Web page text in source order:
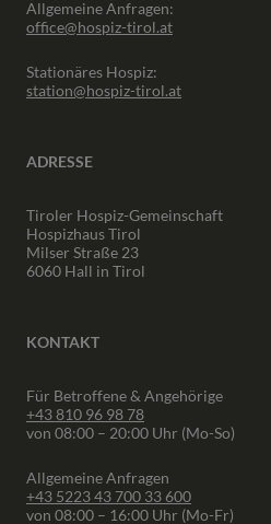
Allgemeine Anfragen:
office@hospiz-tirol.at
Stationäres Hospiz:
station@hospiz-tirol.at
ADRESSE
Tiroler Hospiz-Gemeinschaft
Hospizhaus Tirol
Milser Straße 23
6060 Hall in Tirol
KONTAKT
Für Betroffene & Angehörige
+43 810 96 98 78
von 08:00 – 20:00 Uhr (Mo-So)
Allgemeine Anfragen
+43 5223 43 700 33 600
von 08:00 – 16:00 Uhr (Mo-Fr)